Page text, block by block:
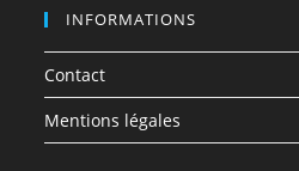
INFORMATIONS
Contact
Mentions légales